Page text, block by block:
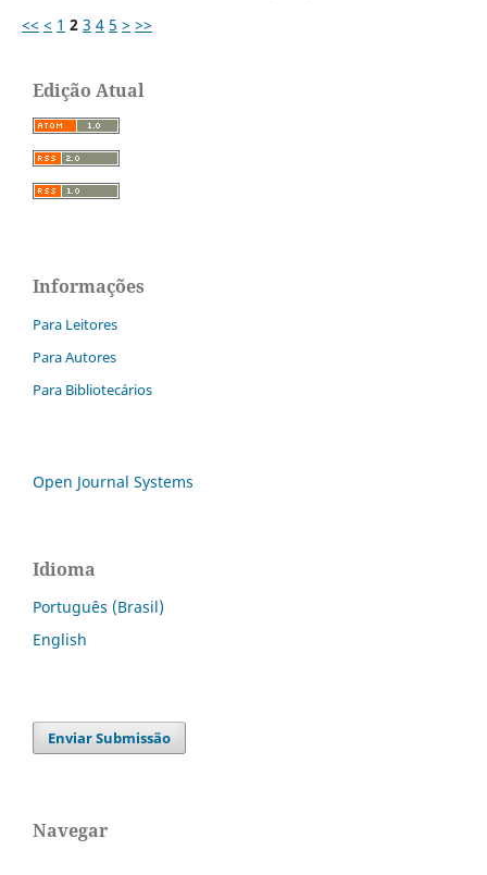
<< < 1 2 3 4 5 > >>
Edição Atual
Informações
Para Leitores
Para Autores
Para Bibliotecários
Open Journal Systems
Idioma
Português (Brasil)
English
Enviar Submissão
Navegar